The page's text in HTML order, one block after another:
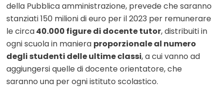
della Pubblica amministrazione, prevede che saranno
stanziati 150 milioni di euro per il 2023 per remunerare
le circa40.000 figure di docente tutor, distribuiti in
ogni scuola in maniera proporzionale al numero
degli studenti delle ultime classi, a cui vanno ad
aggiungersi quelle di docente orientatore, che
saranno una per ogni istituto scolastico.